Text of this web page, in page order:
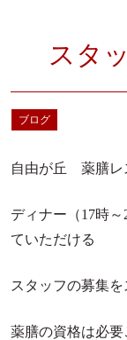
スタ
ブログ
自由が丘 薬膳レ
ディナー（17時
ていただける
スタッフの募集を
薬膳の資格は必要
ギフト
ZENROOMと
薬膳・和漢の